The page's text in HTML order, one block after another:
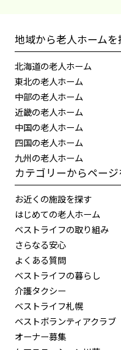
地域から老人ホームを
北海道の老人ホーム
東北の老人ホーム
中部の老人ホーム
近畿の老人ホーム
中国の老人ホーム
四国の老人ホーム
九州の老人ホーム
カテゴリーからペー
お近くの施設を探す
はじめての老人ホーム
ベストライフの取り組み
さらなる安心
よくある質問
ベストライフの暮らし
介護タクシー
ベストライフ札幌
ベストボランティアクラブ
オーナー募集